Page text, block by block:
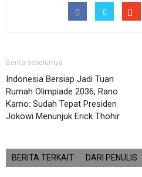
Berita sebelumya
Indonesia Bersiap Jadi Tuan
Rumah Olimpiade 2036, Rano
Karno: Sudah Tepat Presiden
Jokowi Menunjuk Erick Thohir
BERITA TERKAIT DARI PENULIS